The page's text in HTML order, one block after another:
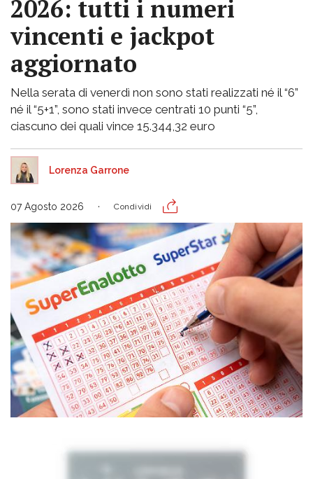
2026: tutti i numeri
vincenti e jackpot
aggiornato
Nella serata di venerdì non sono stati realizzati né il “6”
né il “5+1”, sono stati invece centrati 10 punti “5”,
ciascuno dei quali vince 15.344,32 euro
Lorenza Garrone
07 Agosto 2026 Condividi